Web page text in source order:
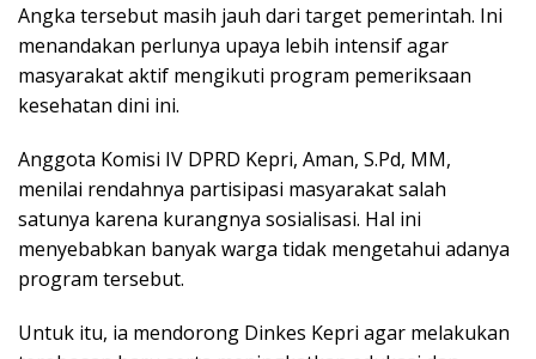
Angka tersebut masih jauh dari target pemerintah. Ini
menandakan perlunya upaya lebih intensif agar
masyarakat aktif mengikuti program pemeriksaan
kesehatan dini ini.
Anggota Komisi IV DPRD Kepri, Aman, S.Pd, MM,
menilai rendahnya partisipasi masyarakat salah
satunya karena kurangnya sosialisasi. Hal ini
menyebabkan banyak warga tidak mengetahui adanya
program tersebut.
Untuk itu, ia mendorong Dinkes Kepri agar melakukan